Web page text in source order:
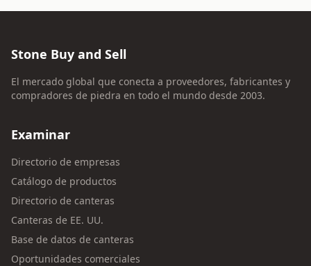
Stone Buy and Sell
El mercado global que conecta a proveedores, fabricantes y
compradores de piedra en todo el mundo desde 2003.
Examinar
Directorio de empresas
Catálogo de productos
Directorio de canteras
Canteras de EE. UU.
Base de datos de canteras
Oportunidades comerciales